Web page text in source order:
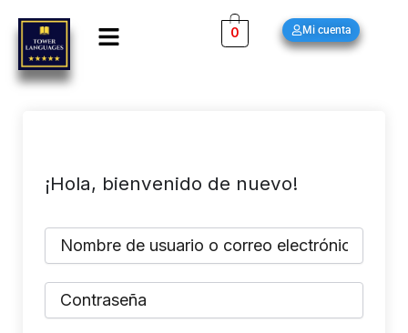
contenido
Menú 0 Mi cuenta
¡Hola, bienvenido de nuevo!